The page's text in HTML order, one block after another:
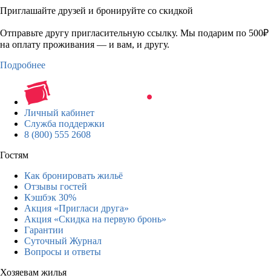
Приглашайте друзей и бронируйте со скидкой
Отправьте другу пригласительную ссылку. Мы подарим по 500₽
на оплату проживания — и вам, и другу.
Подробнее
Личный кабинет
Служба поддержки
8 (800) 555 2608
Гостям
Как бронировать жильё
Отзывы гостей
Кэшбэк 30%
Акция «Пригласи друга»
Акция «Скидка на первую бронь»
Гарантии
Суточный Журнал
Вопросы и ответы
Хозяевам жилья